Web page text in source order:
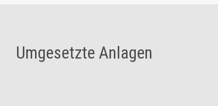
Umgesetzte Anlagen